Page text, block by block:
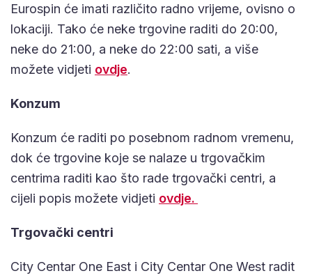
Eurospin će imati različito radno vrijeme, ovisno o
lokaciji. Tako će neke trgovine raditi do 20:00,
neke do 21:00, a neke do 22:00 sati, a više
možete vidjeti ovdje.
Konzum
Konzum će raditi po posebnom radnom vremenu,
dok će trgovine koje se nalaze u trgovačkim
centrima raditi kao što rade trgovački centri, a
cijeli popis možete vidjeti ovdje.
Trgovački centri
City Centar One East i City Centar One West radit